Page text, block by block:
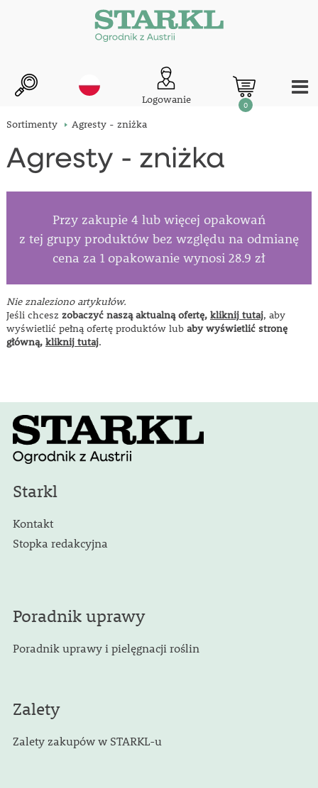
Logowanie 0
Sortimenty Agresty - zniżka
Agresty - zniżka
Przy zakupie 4 lub więcej opakowań
z tej grupy produktów bez względu na odmianę
cena za 1 opakowanie wynosi 28.9 zł
Nie znaleziono artykułów.
Jeśli chcesz zobaczyć naszą aktualną ofertę, kliknij tutaj, aby
wyświetlić pełną ofertę produktów lub aby wyświetlić stronę
główną, kliknij tutaj.
Starkl
Kontakt
Stopka redakcyjna
Poradnik uprawy
Poradnik uprawy i pielęgnacji roślin
Zalety
Zalety zakupów w STARKL-u